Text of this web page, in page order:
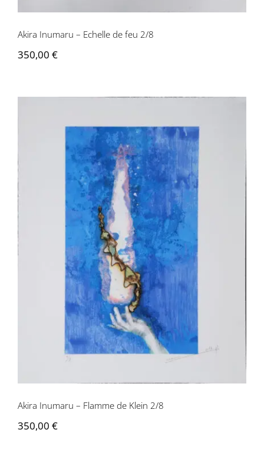
Akira Inumaru – Echelle de feu 2/8
350,00 €
Akira Inumaru – Flamme de Klein 2/8
Akira Inumaru – Flamme de Klein 2/8
350,00 €